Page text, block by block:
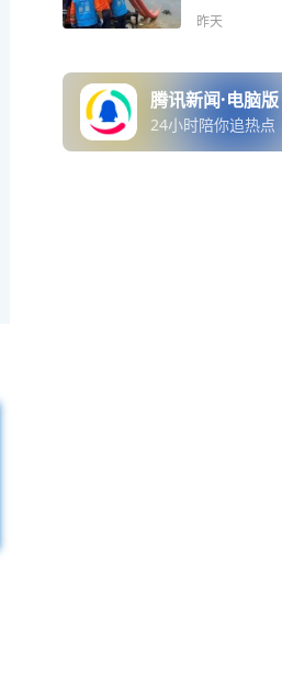
昨天
腾讯新闻·电脑版
24小时陪你追热点